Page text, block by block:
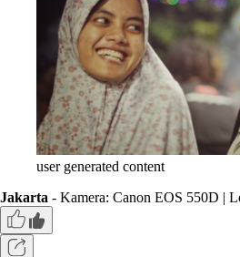
user generated content
Jakarta - Kamera: Canon EOS 550D |